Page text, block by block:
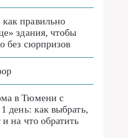
правильно
здания, чтобы
без сюрпризов
в Тюмени с
день: как выбрать,
и на что обратить